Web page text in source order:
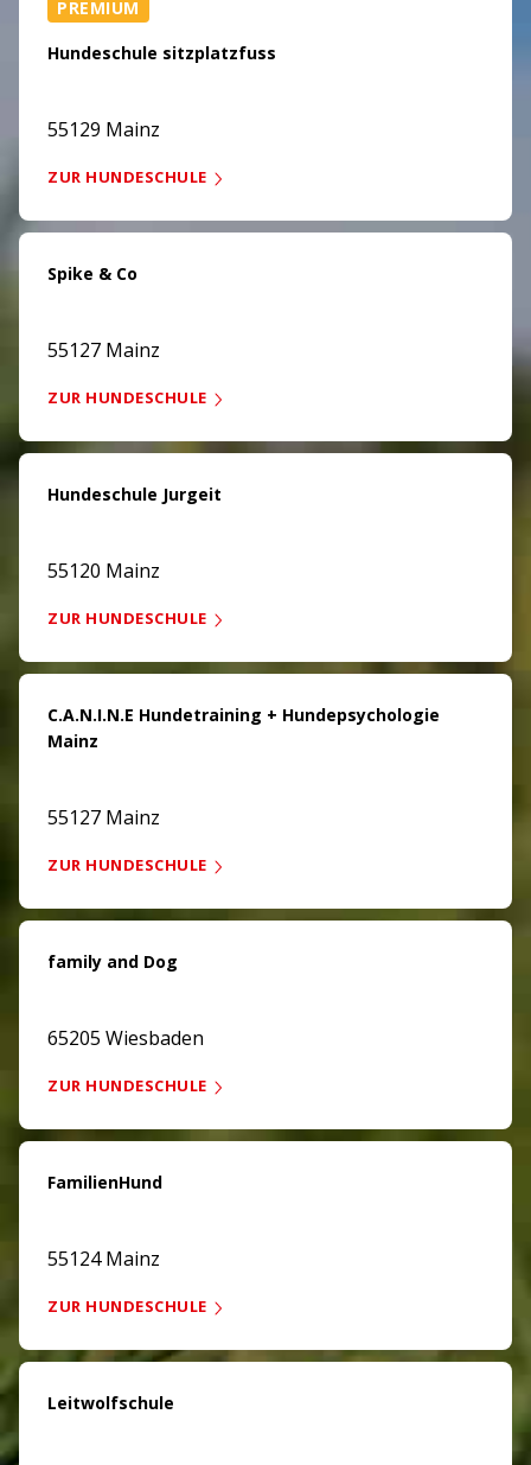
PREMIUM
Hundeschule sitzplatzfuss
55129 Mainz
ZUR HUNDESCHULE
Spike & Co
55127 Mainz
ZUR HUNDESCHULE
Hundeschule Jurgeit
55120 Mainz
ZUR HUNDESCHULE
C.A.N.I.N.E Hundetraining + Hundepsychologie
Mainz
55127 Mainz
ZUR HUNDESCHULE
family and Dog
65205 Wiesbaden
ZUR HUNDESCHULE
FamilienHund
55124 Mainz
ZUR HUNDESCHULE
Leitwolfschule